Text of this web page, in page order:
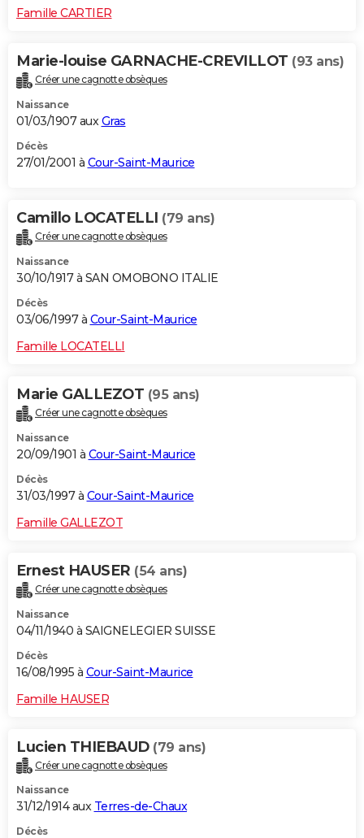
Famille CARTIER
Marie-louise GARNACHE-CREVILLOT (93 ans)
Créer une cagnotte obsèques
Naissance
01/03/1907 auxGras
Décès
27/01/2001 à Cour-Saint-Maurice
Camillo LOCATELLI (79 ans)
Créer une cagnotte obsèques
Naissance
30/10/1917 à SAN OMOBONO ITALIE
Décès
03/06/1997 à Cour-Saint-Maurice
Famille LOCATELLI
Marie GALLEZOT (95 ans)
Créer une cagnotte obsèques
Naissance
20/09/1901 à Cour-Saint-Maurice
Décès
31/03/1997 à Cour-Saint-Maurice
Famille GALLEZOT
Ernest HAUSER (54 ans)
Créer une cagnotte obsèques
Naissance
04/11/1940 à SAIGNELEGIER SUISSE
Décès
16/08/1995 à Cour-Saint-Maurice
Famille HAUSER
Lucien THIEBAUD (79 ans)
Créer une cagnotte obsèques
Naissance
31/12/1914 aux Terres-de-Chaux
Décès